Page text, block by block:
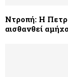
Ντροπή: Η
αισθανθεί